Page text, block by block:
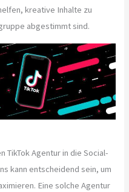
kreative Inhalte zu
abgestimmt sind.
TikTok Agentur in die Social-
kann entscheidend sein, um
Eine solche Agentur